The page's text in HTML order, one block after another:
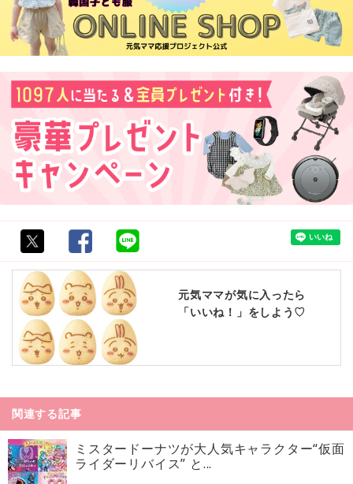
元気ママが気に入ったら
「いいね！」をしよう♡
関連する記事
ミスタードーナツが大人気キャラクター“仮面
ライダーリバイス” と...